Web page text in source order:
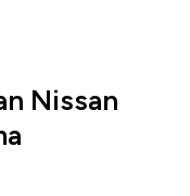
Nissan